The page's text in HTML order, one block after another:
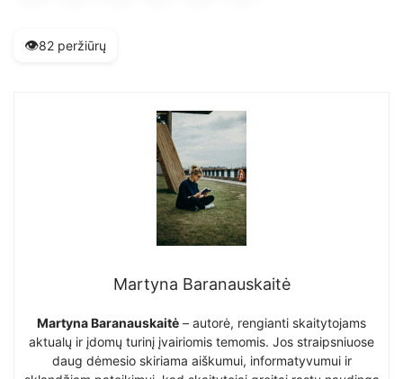
👁️82 peržiūrų
Martyna Baranauskaitė
Martyna Baranauskaitė – autorė, rengianti skaitytojams
aktualų ir įdomų turinį įvairiomis temomis. Jos straipsniuose
daug dėmesio skiriama aiškumui, informatyvumui ir